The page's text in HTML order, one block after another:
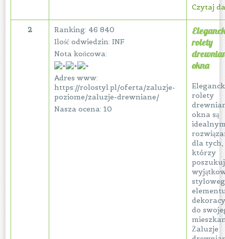
Czytaj
2
Ranking: 46 840
Ilość odwiedzin: INF
Nota końcowa:
Adres www:
https://rolostyl.pl/oferta/zaluzje-
poziome/zaluzje-drewniane/
Nasza ocena: 10
rolety
okna
rolety
okna są
dla tych,
którzy
do
Żaluzje